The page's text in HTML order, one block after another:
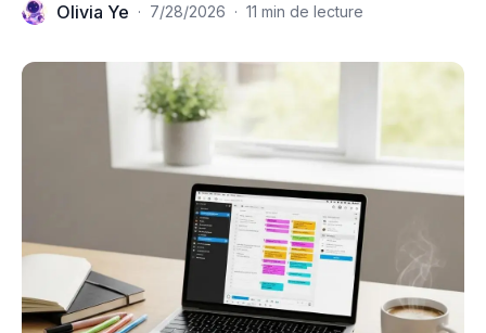
Olivia Ye · 7/28/2026 · 11 min de lecture